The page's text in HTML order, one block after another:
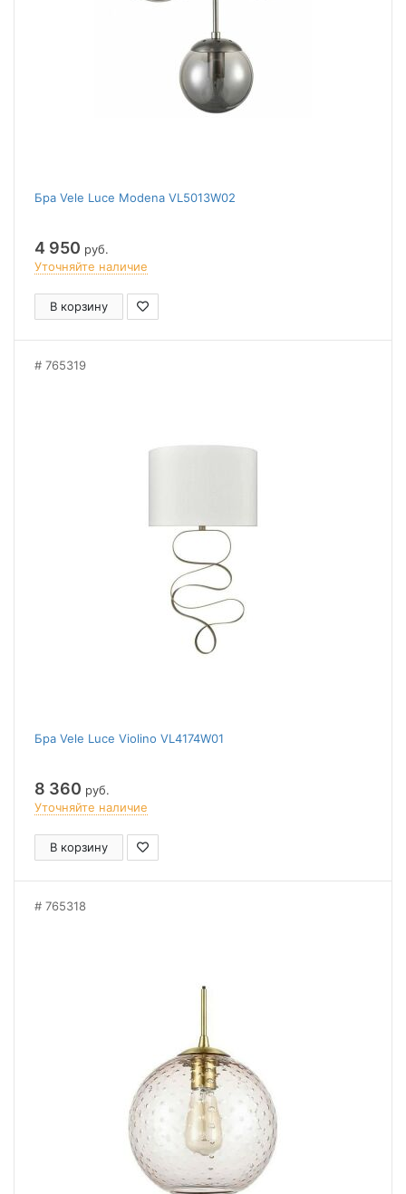
Бра Vele Luce Modena VL5013W02
4 950 руб.
Уточняйте наличие
В корзину
765319
Бра Vele Luce Violino VL4174W01
8 360 руб.
Уточняйте наличие
В корзину
765318